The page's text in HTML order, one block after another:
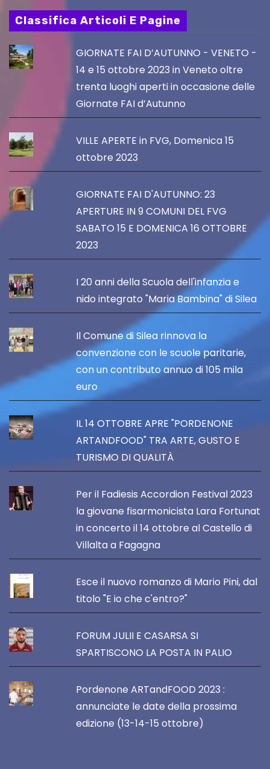
Classifica Articoli E Pagine
GIORNATE FAI D’AUTUNNO - VENETO -
14 e 15 ottobre 2023 in Veneto oltre
trenta luoghi aperti in occasione delle
Giornate FAI d’Autunno
VILLE APERTE in FVG, Domenica 15
ottobre 2023
GIORNATE FAI D'AUTUNNO: 23
APERTURE IN 9 COMUNI DEL FVG
SABATO 15 E DOMENICA 16 OTTOBRE
2023
I 20 anni della Scuola dell'infanzia e
nido integrato "Maria Bambina" di Silea
Il Comune di Silea rinnova la
convenzione con le scuole paritarie,
con un contributo annuo di 105 mila
euro
IL 14 OTTOBRE APRE "PORDENONE
ARTANDFOOD" TRA ARTE, GUSTO E
TURISMO DI QUALITÀ
Per il Fadiesis Accordion Festival 2023
la giovane fisarmonicista Lara Fortunat
in concerto il 14 ottobre al Castello di
Villalta a Fagagna
Esce il nuovo romanzo di Mario Pini, dal
titolo "E io che c'entro?"
FORUM JULII E CASARSA SI
SPARTISCONO LA POSTA IN PALIO
Pordenone ARTandFOOD 2023 :
annunciate le date della prossima
edizione (13-14-15 ottobre)